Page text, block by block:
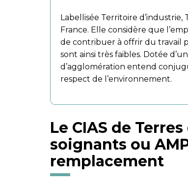
Labellisée Territoire
France. Elle considère que
de contribuer à offrir du travail
sont ainsi très faibles. Dotée
d’agglomération entend
respect de l’environnement.
Le CIAS de
soignants ou
remplacement